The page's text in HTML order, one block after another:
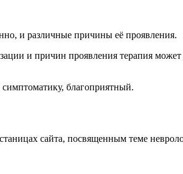
и различные причины её проявления.
и причин проявления терапия
благоприятный.
сайта, посвященным теме